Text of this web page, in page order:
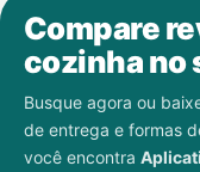
Compare
cozinha no
Busque agora ou
de entrega e formas
você encontra